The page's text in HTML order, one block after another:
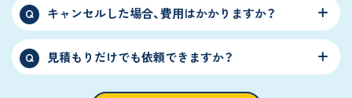
Q キャンセルした場合、費用はかかりますか？
Q 見積もりだけでも依頼できますか？